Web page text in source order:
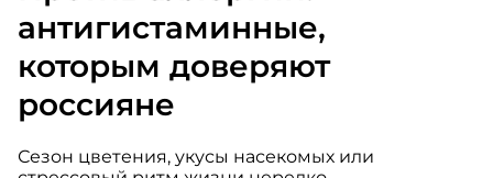
антигистаминные,
которым доверяют
россияне
Сезон цветения, укусы насекомых или